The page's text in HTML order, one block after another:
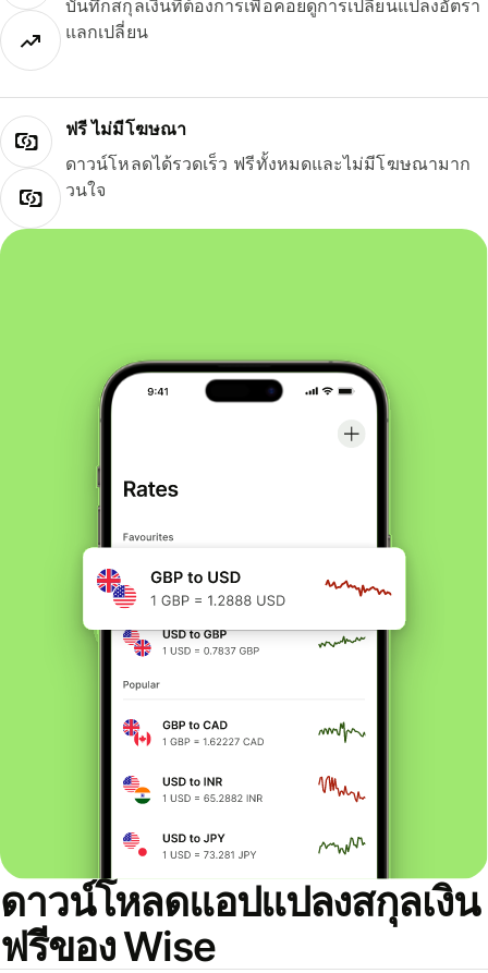
บันทึกสกุลเงินที่ต้องการเพื่อคอยดูการเปลี่ยนแปลงอัตรา
แลกเปลี่ยน
ฟรี ไม่มีโฆษณา
ดาวน์โหลดได้รวดเร็ว ฟรีทั้งหมดและไม่มีโฆษณามาก
วนใจ
ดาวน์โหลดแอปแปลงสกุลเงิน
ฟรีของ Wise